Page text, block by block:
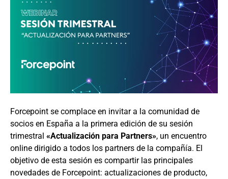
Forcepoint se complace en invitar a la comunidad de
socios en España a la primera edición de su sesión
trimestral «Actualización para Partners», un encuentro
online dirigido a todos los partners de la compañía. El
objetivo de esta sesión es compartir las principales
novedades de Forcepoint: actualizaciones de producto,